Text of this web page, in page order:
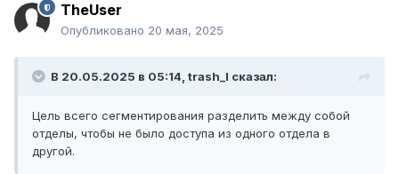
TheUser
Опубликовано 20 мая, 2025
В 20.05.2025 в 05:14, trash_l сказал:
Цель всего сегментирования разделить между собой
отделы, чтобы не было доступа из одного отдела в
другой.